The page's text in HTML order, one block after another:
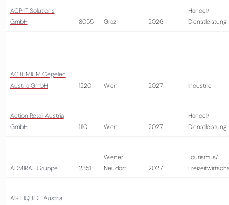
ACP IT Solutions
GmbH
8055 Graz 2026
Handel/
Dienstleistung
ACTEMIUM Cegelec
Austria GmbH
1220 Wien 2027 Industrie
Action Retail Austria
GmbH
1110 Wien 2027
Handel/
Dienstleistung
ADMIRAL Gruppe 2351
Wiener
Neudorf
2027
Tourismus/
AIR LIQUIDE Austria